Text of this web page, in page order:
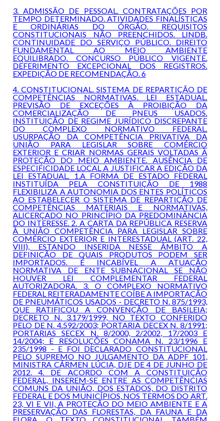
3. ADMISSÃO DE PESSOAL. CONTRATAÇÕES POR
TEMPO DETERMINADO. ATIVIDADES FINALÍSTICAS
E ORDINÁRIAS DO ÓRGÃO. REQUISITOS
CONSTITUCIONAIS NÃO PREENCHIDOS. LINDB.
CONTINUIDADE DO SERVIÇO PÚBLICO. DIREITO
FUNDAMENTAL AO MEIO AMBIENTE
EQUILIBRADO. CONCURSO PÚBLICO VIGENTE.
DEFERIMENTO EXCEPCIONAL DOS REGISTROS.
EXPEDIÇÃO DE RECOMENDAÇÃO. 6
4. CONSTITUCIONAL. SISTEMA DE REPARTIÇÃO DE
COMPETÊNCIAS NORMATIVAS. LEI ESTADUAL.
PREVISÃO DE EXCEÇÕES À PROIBIÇÃO DA
COMERCIALIZAÇÃO DE PNEUS USADOS.
INSTITUIÇÃO DE REGIME JURÍDICO DISCREPANTE
DO COMPLEXO NORMATIVO FEDERAL.
USURPAÇÃO DA COMPETÊNCIA PRIVATIVA DA
UNIÃO PARA LEGISLAR SOBRE COMÉRCIO
EXTERIOR E CRIAR NORMAS GERAIS VOLTADAS À
PROTEÇÃO DO MEIO AMBIENTE. AUSÊNCIA DE
ESPECIFICIDADE LOCAL A JUSTIFICAR A EDIÇÃO DA
LEI ESTADUAL. 1.A FORMA DE ESTADO FEDERAL
INSTITUÍDA PELA CONSTITUIÇÃO DE 1988
FLEXIBILIZA A AUTONOMIA DOS ENTES POLÍTICOS
AO ESTABELECER O SISTEMA DE REPARTIÇÃO DE
COMPETÊNCIAS MATERIAIS E NORMATIVAS,
ALICERÇADO NO PRINCÍPIO DA PREDOMINÂNCIA
DO INTERESSE. 2. A CARTA DA REPÚBLICA RESERVA
À UNIÃO COMPETÊNCIA PARA LEGISLAR SOBRE
COMÉRCIO EXTERIOR E INTERESTADUAL (ART. 22,
VIII), ESTANDO INSERIDA NESSE ÂMBITO A
DEFINIÇÃO DE QUAIS PRODUTOS PODEM SER
IMPORTADOS. É INCABÍVEL A ATUAÇÃO
NORMATIVA DE ENTE SUBNACIONAL SE NÃO
HOUVER LEI COMPLEMENTAR FEDERAL
AUTORIZADORA. 3. O COMPLEXO NORMATIVO
FEDERAL REITERADAMENTE COÍBE A IMPORTAÇÃO
DE PNEUMÁTICOS USADOS - DECRETO N. 875/1993,
QUE RATIFICOU A CONVENÇÃO DE BASILEIA;
DECRETO N. 3.179/1999, NO TEXTO CONFERIDO
PELO DE N. 4.592/2003; PORTARIA DECEX N. 8/1991;
PORTARIAS SECEX N. 8/2000, 2/2002, 17/2003 E
14/2004; E RESOLUÇÕES CONAMA N. 23/1996 E
235/1998 - E FOI DECLARADO CONSTITUCIONAL
PELO SUPREMO NO JULGAMENTO DA ADPF 101,
MINISTRA CÁRMEN LÚCIA, DJE DE 4 DE JUNHO DE
2012. 4. DE ACORDO COM A CONSTITUIÇÃO
FEDERAL, INSEREM-SE ENTRE AS COMPETÊNCIAS
COMUNS DA UNIÃO, DOS ESTADOS, DO DISTRITO
FEDERAL E DOS MUNICÍPIOS, NOS TERMOS DO ART.
23, VI E VII, A PROTEÇÃO DO MEIO AMBIENTE E A
PRESERVAÇÃO DAS FLORESTAS, DA FAUNA E DA